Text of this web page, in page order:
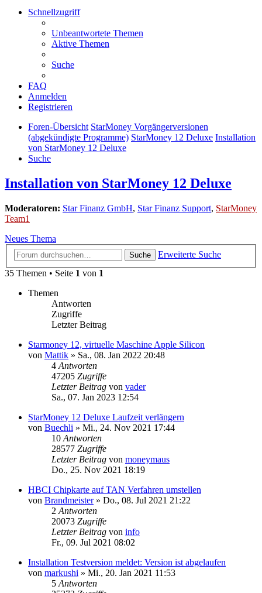
Schnellzugriff
Unbeantwortete Themen
Aktive Themen
Suche
FAQ
Anmelden
Registrieren
Foren-Übersicht StarMoney Vorgängerversionen
(abgekündigte Programme) StarMoney 12 Deluxe Installation
von StarMoney 12 Deluxe
Suche
Installation von StarMoney 12 Deluxe
Moderatoren: Star Finanz GmbH, Star Finanz Support, StarMoney
Team1
Neues Thema
Suche
Erweiterte Suche
35 Themen • Seite 1 von 1
Themen
Antworten
Zugriffe
Letzter Beitrag
Starmoney 12, virtuelle Maschine Apple Silicon
von Mattik » Sa., 08. Jan 2022 20:48
4 Antworten
47205 Zugriffe
Letzter Beitrag von vader
Sa., 07. Jan 2023 12:54
StarMoney 12 Deluxe Laufzeit verlängern
von Buechli » Mi., 24. Nov 2021 17:44
10 Antworten
28577 Zugriffe
Letzter Beitrag von moneymaus
Do., 25. Nov 2021 18:19
HBCI Chipkarte auf TAN Verfahren umstellen
von Brandmeister» Do., 08. Jul 2021 21:22
2 Antworten
20073 Zugriffe
Letzter Beitrag von info
Fr., 09. Jul 2021 08:02
Installation Testversion meldet: Version ist abgelaufen
von markushi » Mi., 20. Jan 2021 11:53
5 Antworten